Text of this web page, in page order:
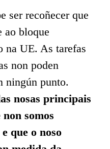
ser recoñecer que
ao bloque
na UE. As tarefas
non poden
ningún punto.
nosas principais
somos
que o noso